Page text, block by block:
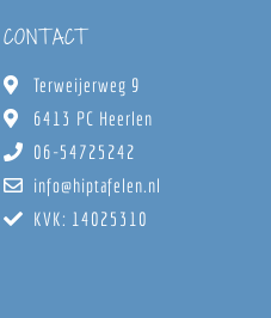
CONTACT
Terweijerweg 9
6413 PC Heerlen
06-54725242
info@hiptafelen.nl
KVK: 14025310